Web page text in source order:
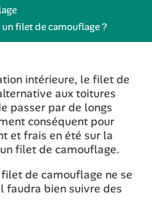
filet de camouflage ?
intérieure, le filet de
aux toitures
passer par de longs
conséquent pour
et frais en été sur la
filet de camouflage.
de camouflage ne se
faudra bien suivre des